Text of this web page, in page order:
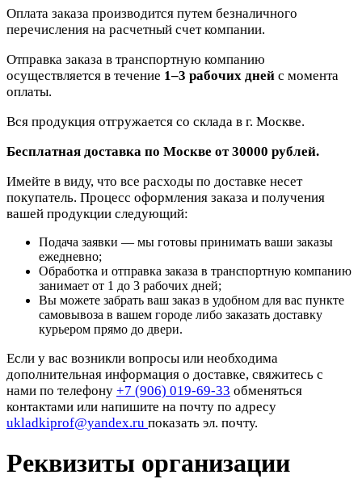
Оплата заказа производится путем безналичного
перечисления на расчетный счет компании.
Отправка заказа в транспортную компанию
осуществляется в течение 1–3 рабочих дней с момента
оплаты.
Вся продукция отгружается со склада в г. Москве.
Бесплатная доставка по Москве от 30000 рублей.
Имейте в виду, что все расходы по доставке несет
покупатель. Процесс оформления заказа и получения
вашей продукции следующий:
Подача заявки — мы готовы принимать ваши заказы
ежедневно;
Обработка и отправка заказа в транспортную компанию
занимает от 1 до 3 рабочих дней;
Вы можете забрать ваш заказ в удобном для вас пункте
самовывоза в вашем городе либо заказать доставку
курьером прямо до двери.
Если у вас возникли вопросы или необходима
дополнительная информация о доставке, свяжитесь с
нами по телефону +7 (906) 019-69-33 обменяться
контактами или напишите на почту по адресу
ukladkiprof@yandex.ru показать эл. почту.
Реквизиты организации